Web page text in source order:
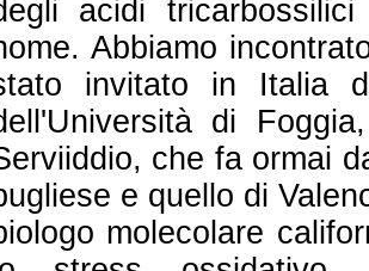
acidi
Abbiamo
invitato in Italia
di
che fa ormai
e quello di
molecolare